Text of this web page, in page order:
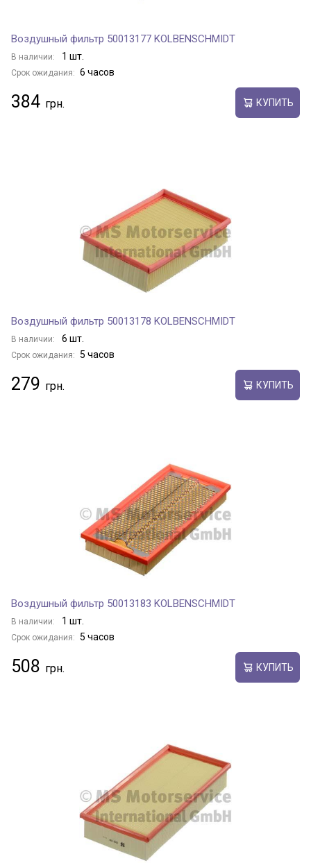
Воздушный фильтр 50013177 KOLBENSCHMIDT
В наличии: 1 шт.
Срок ожидания: 6 часов
384 КУПИТЬ
Воздушный фильтр 50013178 KOLBENSCHMIDT
В наличии: 6 шт.
Срок ожидания: 5 часов
279 КУПИТЬ
Воздушный фильтр 50013183 KOLBENSCHMIDT
В наличии: 1 шт.
Срок ожидания: 5 часов
508 КУПИТЬ